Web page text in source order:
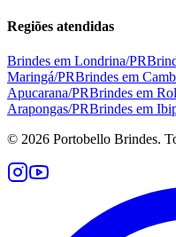
Regiões atendidas
Brindes em Londrina/PR
Maringá/PRBrindes em
Apucarana/PRBrindes em
Arapongas/PRBrindes em
© 2026 Portobello Brindes.